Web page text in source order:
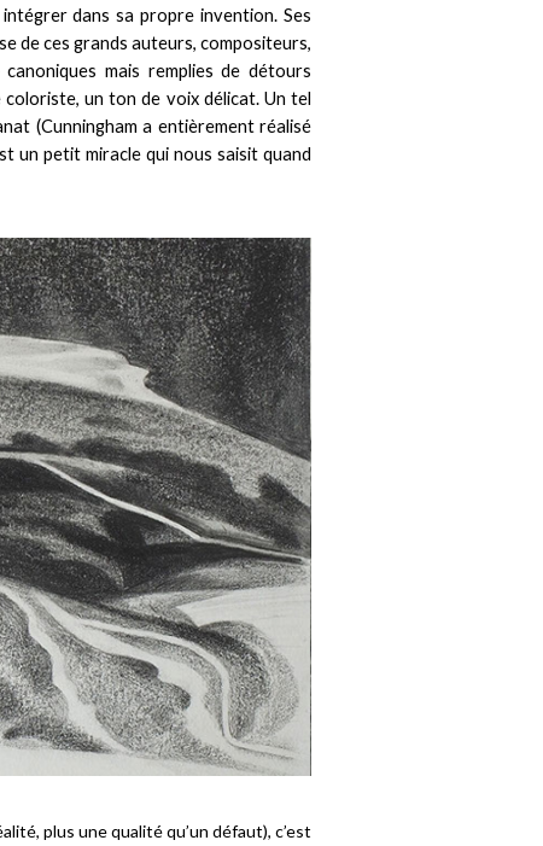
dans sa propre invention. Ses
de ces grands auteurs, compositeurs,
mais remplies de détours
un ton de voix délicat. Un tel
(Cunningham a entièrement réalisé
un petit miracle qui nous saisit quand
plus une qualité qu’un défaut), c’est